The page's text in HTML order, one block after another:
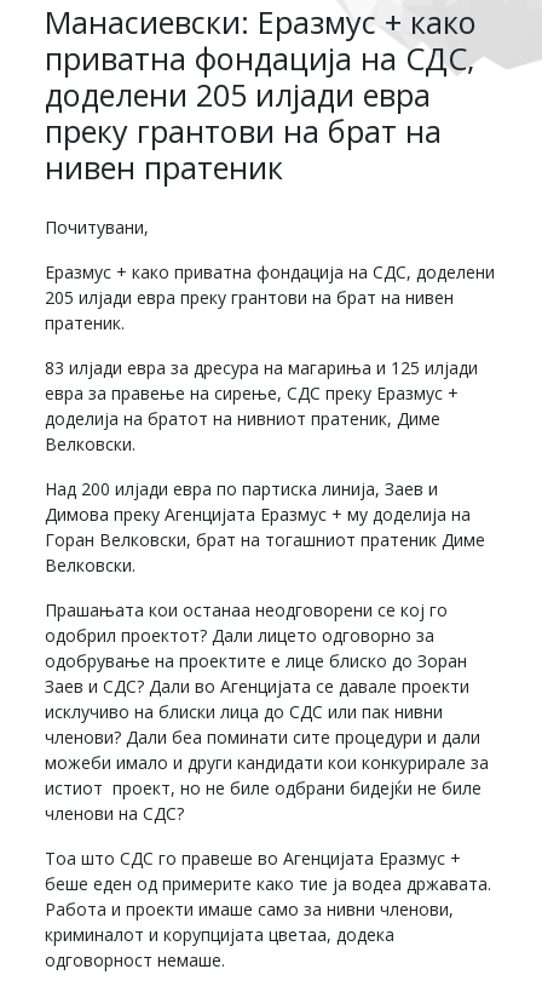
Манасиевски: Еразмус + како
приватна фондација на СДС,
доделени 205 илјади евра
преку грантови на брат на
нивен пратеник
Почитувани,
Еразмус + како приватна фондација на СДС, доделени
205 илјади евра преку грантови на брат на нивен
пратеник.
83 илјади евра за дресура на магариња и 125 илјади
евра за правење на сирење, СДС преку Еразмус +
доделија на братот на нивниот пратеник, Диме
Велковски.
Над 200 илјади евра по партиска линија, Заев и
Димова преку Агенцијата Еразмус + му доделија на
Горан Велковски, брат на тогашниот пратеник Диме
Велковски.
Прашањата кои останаа неодговорени се кој го
одобрил проектот? Дали лицето одговорно за
одобрување на проектите е лице блиско до Зоран
Заев и СДС? Дали во Агенцијата се давале проекти
исклучиво на блиски лица до СДС или пак нивни
членови? Дали беа поминати сите процедури и дали
можеби имало и други кандидати кои конкурирале за
истиот проект, но не биле одбрани бидејќи не биле
членови на СДС?
Тоа што СДС го правеше во Агенцијата Еразмус +
беше еден од примерите како тие ја водеа државата.
Работа и проекти имаше само за нивни членови,
криминалот и корупцијата цветаа, додека
одговорност немаше.